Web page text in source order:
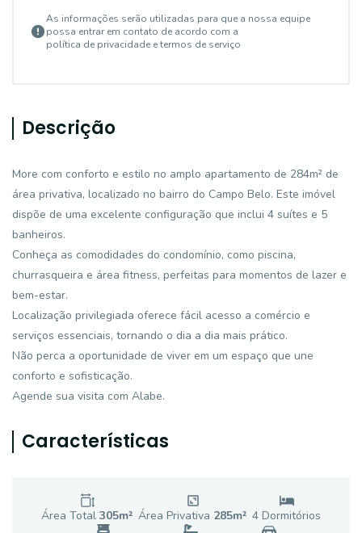
As informações serão utilizadas para que a nossa equipe
possa entrar em contato de acordo com a
política de privacidade e termos de serviço
Descrição
More com conforto e estilo no amplo apartamento de 284m² de
área privativa, localizado no bairro do Campo Belo. Este imóvel
dispõe de uma excelente configuração que inclui 4 suítes e 5
banheiros.
Conheça as comodidades do condomínio, como piscina,
churrasqueira e área fitness, perfeitas para momentos de lazer e
bem-estar.
Localização privilegiada oferece fácil acesso a comércio e
serviços essenciais, tornando o dia a dia mais prático.
Não perca a oportunidade de viver em um espaço que une
conforto e sofisticação.
Agende sua visita com Alabe.
Características
Área Total 305m² Área Privativa 285m² 4 Dormitórios